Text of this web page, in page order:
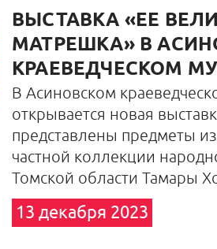
ВЫСТАВКА «ЕЕ
МАТРЕШКА» В
КРАЕВЕДЧЕСКОМ
В Асиновском
открывается новая
представлены предметы
частной коллекции
Томской области Тамары
13 декабря 2023